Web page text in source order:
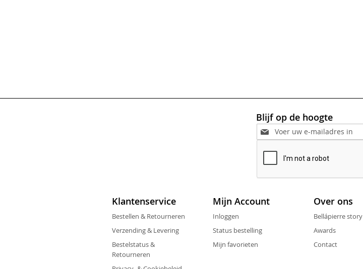
Blijf op de hoogte
Klantenservice
Bestellen & Retourneren
Verzending & Levering
Bestelstatus &
Retourneren
Mijn Account
Inloggen
Status bestelling
Mijn favorieten
Over ons
Bellápierre story
Awards
Contact